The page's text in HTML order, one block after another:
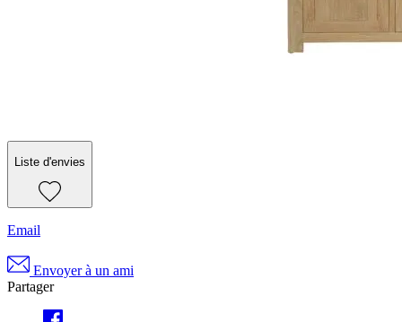
Liste d'envies
Email
Envoyer à un ami
Partager